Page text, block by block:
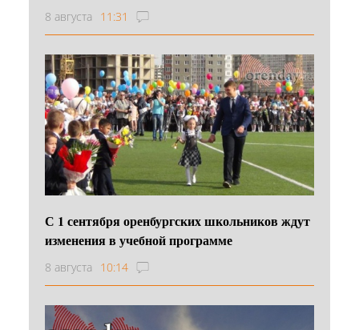
8 августа 11:31
С 1 сентября оренбургских школьников ждут
изменения в учебной программе
8 августа 10:14